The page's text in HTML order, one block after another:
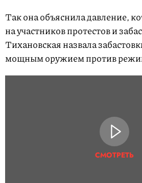
Так она объяснила давление,
на участников протестов и
Тихановская назвала
мощным оружием против
СМОТРЕТЬ